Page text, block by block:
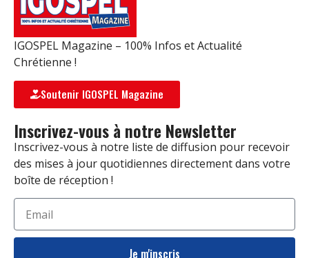
IGOSPEL Magazine – 100% Infos et Actualité
Chrétienne !
Soutenir IGOSPEL Magazine
Inscrivez-vous à notre Newsletter
Inscrivez-vous à notre liste de diffusion pour recevoir
des mises à jour quotidiennes directement dans votre
boîte de réception !
Je m'inscris